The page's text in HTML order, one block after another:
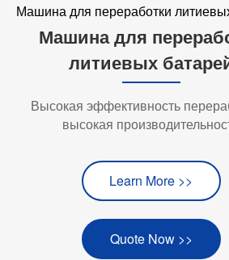
Машина для переработки
Машина для
литиевых
Высокая эффективность
высокая
Learn More >>
Quote Now >>